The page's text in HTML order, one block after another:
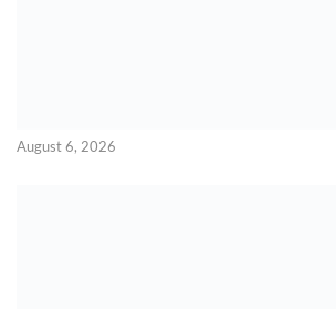
August 6, 2026